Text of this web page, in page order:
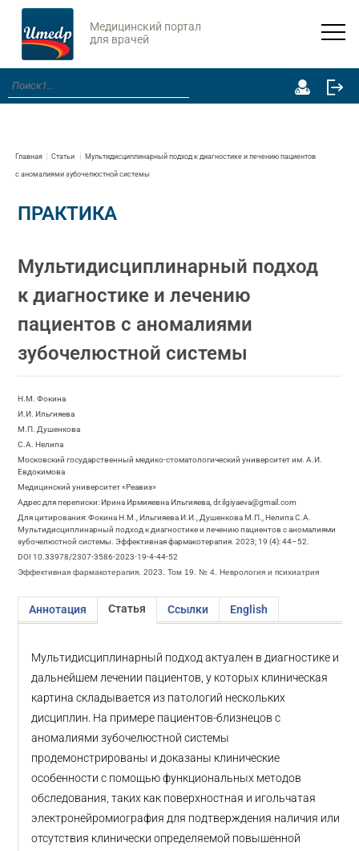
Медицинский портал
для врачей
Главная Статьи Мультидисциплинарный подход к диагностике и лечению пациентов
с аномалиями зубочелюстной системы
ПРАКТИКА
Мультидисциплинарный подход
к диагностике и лечению
пациентов с аномалиями
зубочелюстной системы
Н.М. Фокина
И.И. Ильгияева
М.П. Душенкова
С.А. Нелипа
Московский государственный медико-стоматологический университет им. А.И.
Евдокимова
Медицинский университет «Реавиз»
Адрес для переписки: Ирина Ирмияевна Ильгияева, dr.ilgiyaeva@gmail.com
Для цитирования: Фокина Н.М., Ильгияева И.И., Душенкова М.П., Нелипа С.А.
Мультидисциплинарный подход к диагностике и лечению пациентов с аномалиями
зубочелюстной системы. Эффективная фармакотерапия. 2023; 19 (4): 44–52.
DOI 10.33978/2307-3586-2023-19-4-44-52
Эффективная фармакотерапия. 2023. Том 19. № 4. Неврология и психиатрия
Аннотация Статья Ссылки English
Мультидисциплинарный подход актуален в диагностике и
дальнейшем лечении пациентов, у которых клиническая
картина складывается из патологий нескольких
дисциплин. На примере пациентов-близнецов с
аномалиями зубочелюстной системы
продемонстрированы и доказаны клинические
особенности с помощью функциональных методов
обследования, таких как поверхностная и игольчатая
электронейромиография для подтверждения наличия или
отсутствия клинически определяемой повышенной